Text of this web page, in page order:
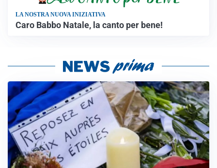
LA NOSTRA NUOVA INIZIATIVA
Caro Babbo Natale, la canto per bene!